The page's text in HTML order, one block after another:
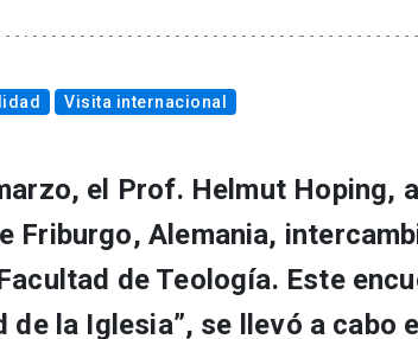
Visita internacional
el Prof. Helmut Hoping,
Friburgo, Alemania,
de Teología. Este
de la Iglesia”, se llevó a cabo